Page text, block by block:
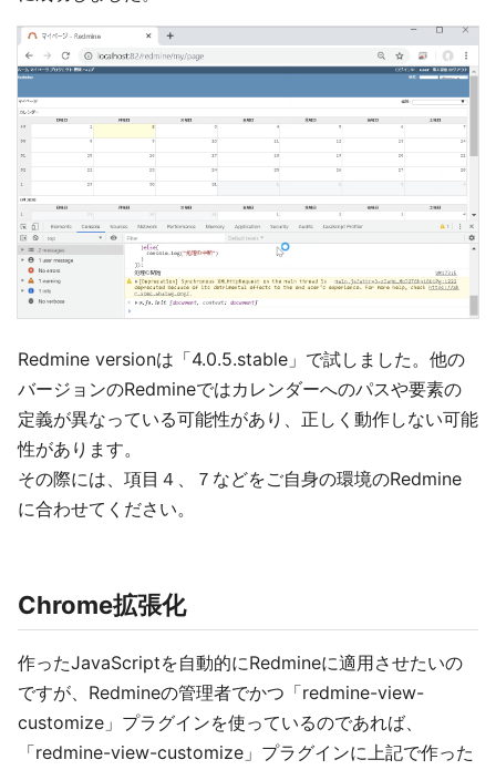
Redmine versionは「4.0.5.stable」で試しました。他の
バージョンのRedmineではカレンダーへのパスや要素の
定義が異なっている可能性があり、正しく動作しない可能
性があります。
その際には、項目４、７などをご自身の環境のRedmine
に合わせてください。
Chrome拡張化
作ったJavaScriptを自動的にRedmineに適用させたいの
ですが、Redmineの管理者でかつ「redmine-view-
customize」プラグインを使っているのであれば、
「redmine-view-customize」プラグインに上記で作った